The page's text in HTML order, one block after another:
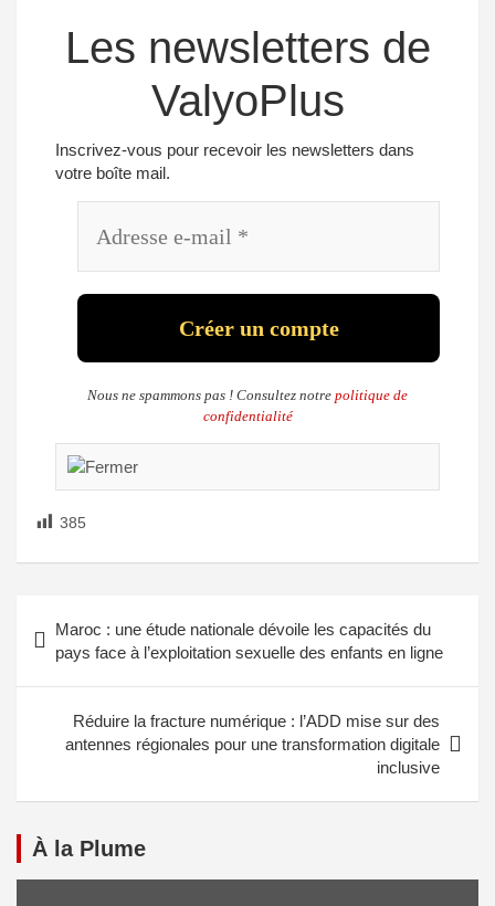
Les newsletters de
ValyoPlus
Inscrivez-vous pour recevoir les newsletters dans
votre boîte mail.
Nous ne spammons pas ! Consultez notre politique de
confidentialité
385
Maroc : une étude nationale dévoile les capacités du
pays face à l’exploitation sexuelle des enfants en ligne
Réduire la fracture numérique : l’ADD mise sur des
antennes régionales pour une transformation digitale
inclusive
À la Plume